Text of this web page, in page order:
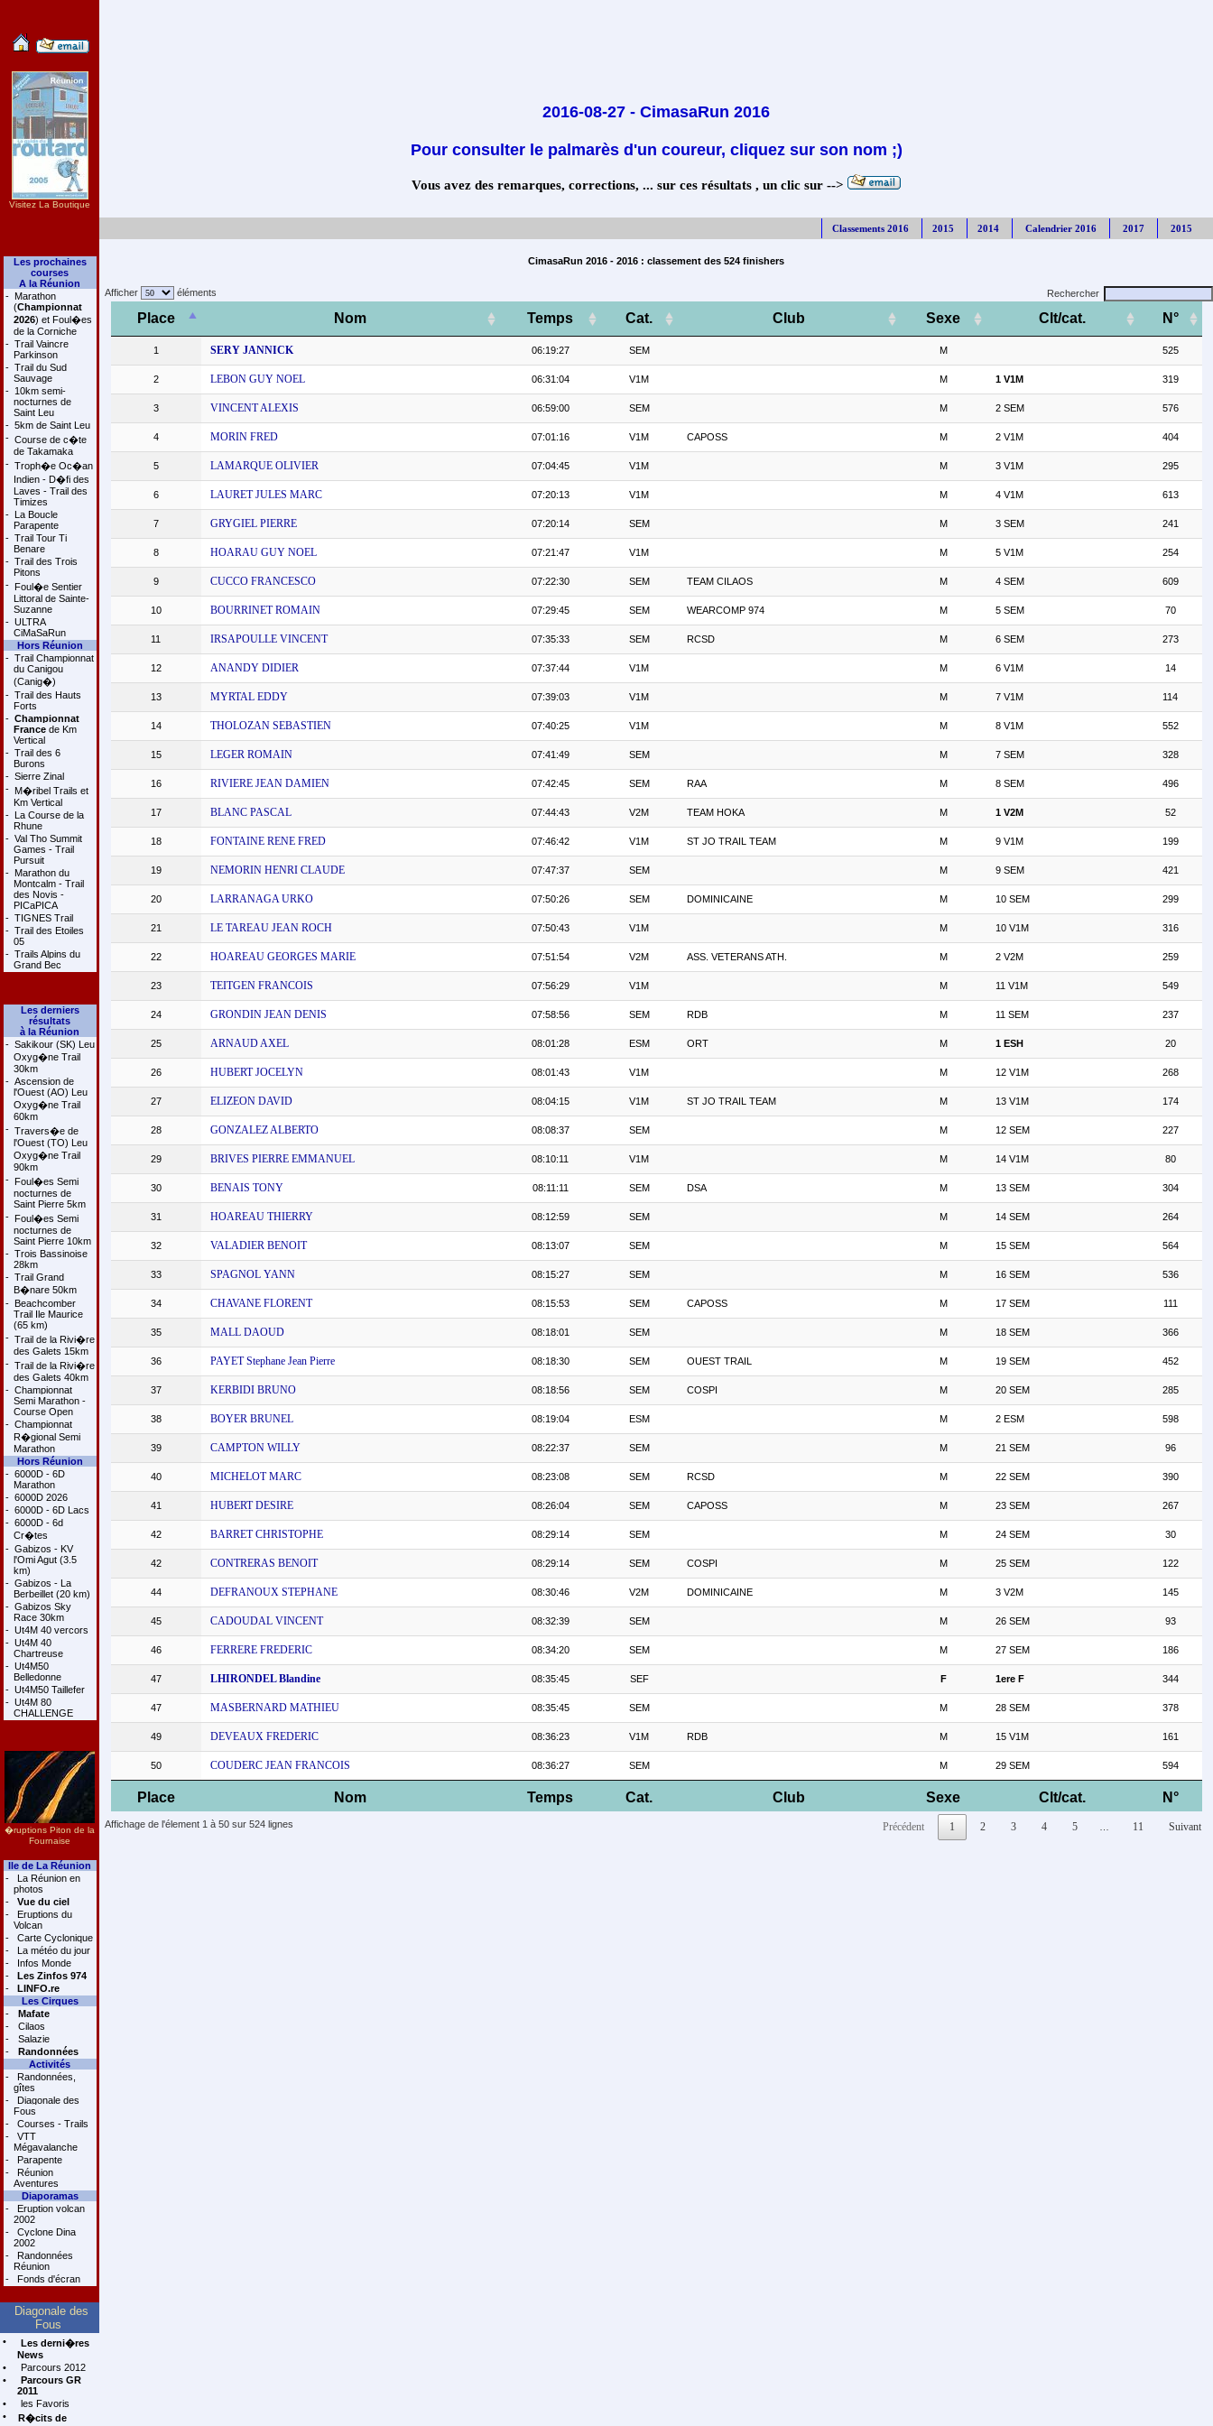
Visitez La Boutique
Les prochaines
courses
A la Réunion
- Marathon
(Championnat
2026) et Foul�es
de la Corniche
- Trail Vaincre
Parkinson
- Trail du Sud
Sauvage
- 10km semi-
nocturnes de
Saint Leu
- 5km de Saint Leu
- Course de c�te
de Takamaka
- Troph�e Oc�an
Indien - D�fi des
Laves - Trail des
Timizes
- La Boucle
Parapente
- Trail Tour Ti
Benare
- Trail des Trois
Pitons
- Foul�e Sentier
Littoral de Sainte-
Suzanne
- ULTRA
CiMaSaRun
Hors Réunion
- Trail Championnat
du Canigou
(Canig�)
- Trail des Hauts
Forts
- Championnat
Francede Km
Vertical
- Trail des 6
Burons
- Sierre Zinal
- M�ribel Trails et
Km Vertical
- La Course de la
Rhune
- Val Tho Summit
Games - Trail
Pursuit
- Marathon du
Montcalm - Trail
des Novis -
PICaPICA
- TIGNES Trail
- Trail des Etoiles
05
- Trails Alpins du
Grand Bec
Les derniers
résultats
à la Réunion
- Sakikour (SK) Leu
Oxyg�ne Trail
30km
- Ascension de
l'Ouest (AO) Leu
Oxyg�ne Trail
60km
- Travers�e de
l'Ouest (TO) Leu
Oxyg�ne Trail
90km
- Foul�es Semi
nocturnes de
Saint Pierre 5km
- Foul�es Semi
nocturnes de
Saint Pierre 10km
- Trois Bassinoise
28km
- Trail Grand
B�nare 50km
- Beachcomber
Trail Ile Maurice
(65 km)
- Trail de la Rivi�re
des Galets 15km
- Trail de la Rivi�re
des Galets 40km
- Championnat
Semi Marathon -
Course Open
- Championnat
R�gional Semi
Marathon
Hors Réunion
- 6000D - 6D
Marathon
- 6000D 2026
- 6000D - 6D Lacs
- 6000D - 6d
Cr�tes
- Gabizos - KV
l'Omi Agut (3.5
km)
- Gabizos - La
Berbeillet (20 km)
- Gabizos Sky
Race 30km
- Ut4M 40 vercors
- Ut4M 40
Chartreuse
- Ut4M50
Belledonne
- Ut4M50 Taillefer
- Ut4M 80
CHALLENGE
�ruptions Piton de la
Fournaise
Ile de La Réunion
-
La Réunion en
photos
-
Vue du ciel
-
Eruptions du
Volcan
-
Carte Cyclonique
-
La météo du jour
-
Infos Monde
-
Les Zinfos 974
-
LINFO.re
Les Cirques
-
Mafate
-
Cilaos
-
Salazie
-
Randonnées
Activités
-
Randonnées,
gîtes
-
Diagonale des
Fous
-
Courses - Trails
-
VTT
Mégavalanche
-
Parapente
-
Réunion
Aventures
Diaporamas
-
Eruption volcan
2002
-
Cyclone Dina
2002
-
Randonnées
Réunion
-
Fonds d'écran
Diagonale des
Fous
•
Les derni�res
News
•
Parcours 2012
•
Parcours GR
2011
•
les Favoris
•
R�cits de
2016-08-27 - CimasaRun 2016
Pour consulter le palmarès d'un coureur, cliquez sur son nom ;)
Vous avez des remarques, corrections, ... sur ces résultats , un clic sur -->
Classements 2016 2015 2014 Calendrier 2016 2017 2015
CimasaRun 2016 - 2016 : classement des 524 finishers
Afficher éléments Rechercher
Place Nom Temps Cat. Club Sexe Clt/cat. N°
Place Nom Temps Cat. Club Sexe Clt/cat. N°
1 SERY JANNICK 06:19:27 SEM M 525
2 LEBON GUY NOEL 06:31:04 V1M M 1 V1M 319
3 VINCENT ALEXIS 06:59:00 SEM M 2 SEM 576
4 MORIN FRED 07:01:16 V1M CAPOSS M 2 V1M 404
5 LAMARQUE OLIVIER 07:04:45 V1M M 3 V1M 295
6 LAURET JULES MARC 07:20:13 V1M M 4 V1M 613
7 GRYGIEL PIERRE 07:20:14 SEM M 3 SEM 241
8 HOARAU GUY NOEL 07:21:47 V1M M 5 V1M 254
9 CUCCO FRANCESCO 07:22:30 SEM TEAM CILAOS M 4 SEM 609
10 BOURRINET ROMAIN 07:29:45 SEM WEARCOMP 974 M 5 SEM 70
11 IRSAPOULLE VINCENT 07:35:33 SEM RCSD M 6 SEM 273
12 ANANDY DIDIER 07:37:44 V1M M 6 V1M 14
13 MYRTAL EDDY 07:39:03 V1M M 7 V1M 114
14 THOLOZAN SEBASTIEN 07:40:25 V1M M 8 V1M 552
15 LEGER ROMAIN 07:41:49 SEM M 7 SEM 328
16 RIVIERE JEAN DAMIEN 07:42:45 SEM RAA M 8 SEM 496
17 BLANC PASCAL 07:44:43 V2M TEAM HOKA M 1 V2M 52
18 FONTAINE RENE FRED 07:46:42 V1M ST JO TRAIL TEAM M 9 V1M 199
19 NEMORIN HENRI CLAUDE 07:47:37 SEM M 9 SEM 421
20 LARRANAGA URKO 07:50:26 SEM DOMINICAINE M 10 SEM 299
21 LE TAREAU JEAN ROCH 07:50:43 V1M M 10 V1M 316
22 HOAREAU GEORGES MARIE 07:51:54 V2M ASS. VETERANS ATH. M 2 V2M 259
23 TEITGEN FRANCOIS 07:56:29 V1M M 11 V1M 549
24 GRONDIN JEAN DENIS 07:58:56 SEM RDB M 11 SEM 237
25 ARNAUD AXEL 08:01:28 ESM ORT M 1 ESH 20
26 HUBERT JOCELYN 08:01:43 V1M M 12 V1M 268
27 ELIZEON DAVID 08:04:15 V1M ST JO TRAIL TEAM M 13 V1M 174
28 GONZALEZ ALBERTO 08:08:37 SEM M 12 SEM 227
29 BRIVES PIERRE EMMANUEL 08:10:11 V1M M 14 V1M 80
30 BENAIS TONY 08:11:11 SEM DSA M 13 SEM 304
31 HOAREAU THIERRY 08:12:59 SEM M 14 SEM 264
32 VALADIER BENOIT 08:13:07 SEM M 15 SEM 564
33 SPAGNOL YANN 08:15:27 SEM M 16 SEM 536
34 CHAVANE FLORENT 08:15:53 SEM CAPOSS M 17 SEM 111
35 MALL DAOUD 08:18:01 SEM M 18 SEM 366
36 PAYET Stephane Jean Pierre 08:18:30 SEM OUEST TRAIL M 19 SEM 452
37 KERBIDI BRUNO 08:18:56 SEM COSPI M 20 SEM 285
38 BOYER BRUNEL 08:19:04 ESM M 2 ESM 598
39 CAMPTON WILLY 08:22:37 SEM M 21 SEM 96
40 MICHELOT MARC 08:23:08 SEM RCSD M 22 SEM 390
41 HUBERT DESIRE 08:26:04 SEM CAPOSS M 23 SEM 267
42 BARRET CHRISTOPHE 08:29:14 SEM M 24 SEM 30
42 CONTRERAS BENOIT 08:29:14 SEM COSPI M 25 SEM 122
44 DEFRANOUX STEPHANE 08:30:46 V2M DOMINICAINE M 3 V2M 145
45 CADOUDAL VINCENT 08:32:39 SEM M 26 SEM 93
46 FERRERE FREDERIC 08:34:20 SEM M 27 SEM 186
47 LHIRONDEL Blandine 08:35:45 SEF F 1ere F 344
47 MASBERNARD MATHIEU 08:35:45 SEM M 28 SEM 378
49 DEVEAUX FREDERIC 08:36:23 V1M RDB M 15 V1M 161
50 COUDERC JEAN FRANCOIS 08:36:27 SEM M 29 SEM 594
Affichage de l'élement 1 à 50 sur 524 lignes Précédent 1 2 3 4 5 11 Suivant